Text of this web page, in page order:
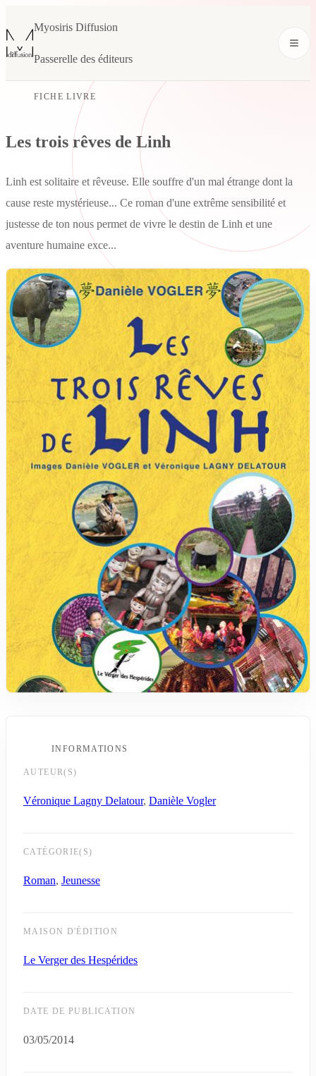
Myosiris Diffusion
Passerelle des éditeurs
FICHE LIVRE
Les trois rêves de Linh
Linh est solitaire et rêveuse. Elle souffre d'un mal étrange dont la
cause reste mystérieuse... Ce roman d'une extrême sensibilité et
justesse de ton nous permet de vivre le destin de Linh et une
aventure humaine exce...
INFORMATIONS
AUTEUR(S)
Véronique Lagny Delatour, Danièle Vogler
CATÉGORIE(S)
Roman, Jeunesse
MAISON D'ÉDITION
Le Verger des Hespérides
DATE DE PUBLICATION
03/05/2014